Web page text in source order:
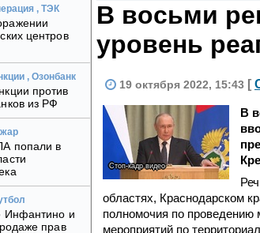
, ТЭК
центров
, Озонбанк
против
из РФ
попали в
Инфантино и
прав
В восьми
уровень
19 октября 2022, 15:43 [
Стоп-кадр видео
В
областях, Краснодарском
полномочия по проведению
мероприятий по